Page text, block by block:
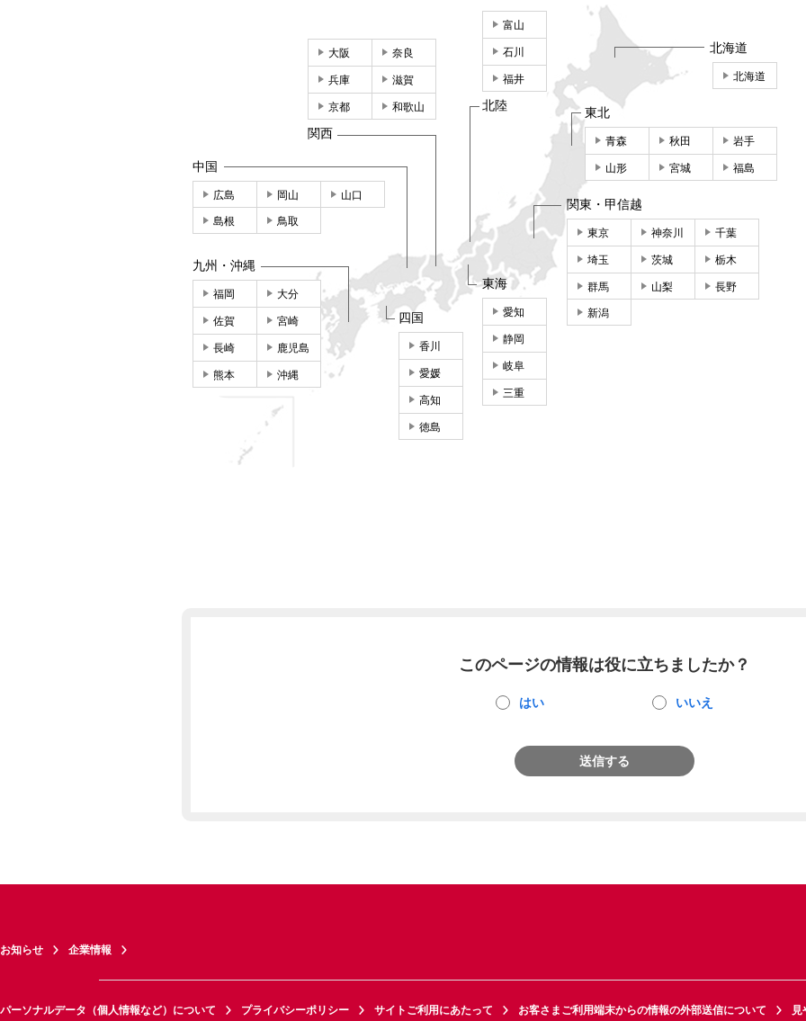
北海道
北海道
東北
青森 秋田 岩手
山形 宮城 福島
関東・甲信越
東京 神奈川 千葉
埼玉 茨城 栃木
群馬 山梨 長野
新潟
東海
愛知
静岡
岐阜
三重
富山
石川
福井
北陸
大阪 奈良
兵庫 滋賀
京都 和歌山
関西
中国
広島 岡山 山口
島根 鳥取
四国
香川
愛媛
高知
徳島
九州・沖縄
福岡 大分
佐賀 宮崎
長崎 鹿児島
熊本 沖縄
このページの情報は役に立ちましたか？
はい いいえ
送信する
お知らせ 企業情報
パーソナルデータ（個人情報など）について プライバシーポリシー サイトご利用にあたって お客さまご利用端末からの情報の外部送信について 見